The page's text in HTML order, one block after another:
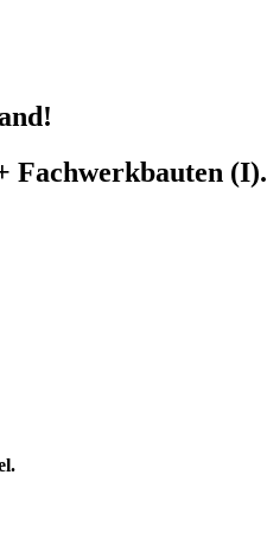
Fachwerkbauten (I).
.